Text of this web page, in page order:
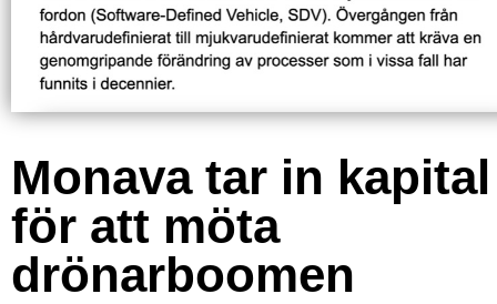
Monava tar in kapital
för att möta
drönarboomen